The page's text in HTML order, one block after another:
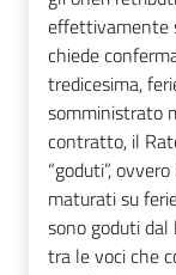
effettivamente
chiede
tredicesima,
somministrato
contratto, il
“goduti”,
maturati su
sono goduti
tra le voci che